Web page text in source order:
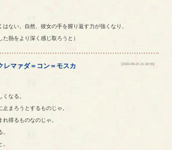
はない。自然、彼女の手を握り返す力が強くなり。
熱をより深く感じ取ろうと）
レマァダ＝ コン＝モスカ
[2020-09-24 21:30:55]
なる。
まろうとするものじゃ。
得るものなのじゃ。